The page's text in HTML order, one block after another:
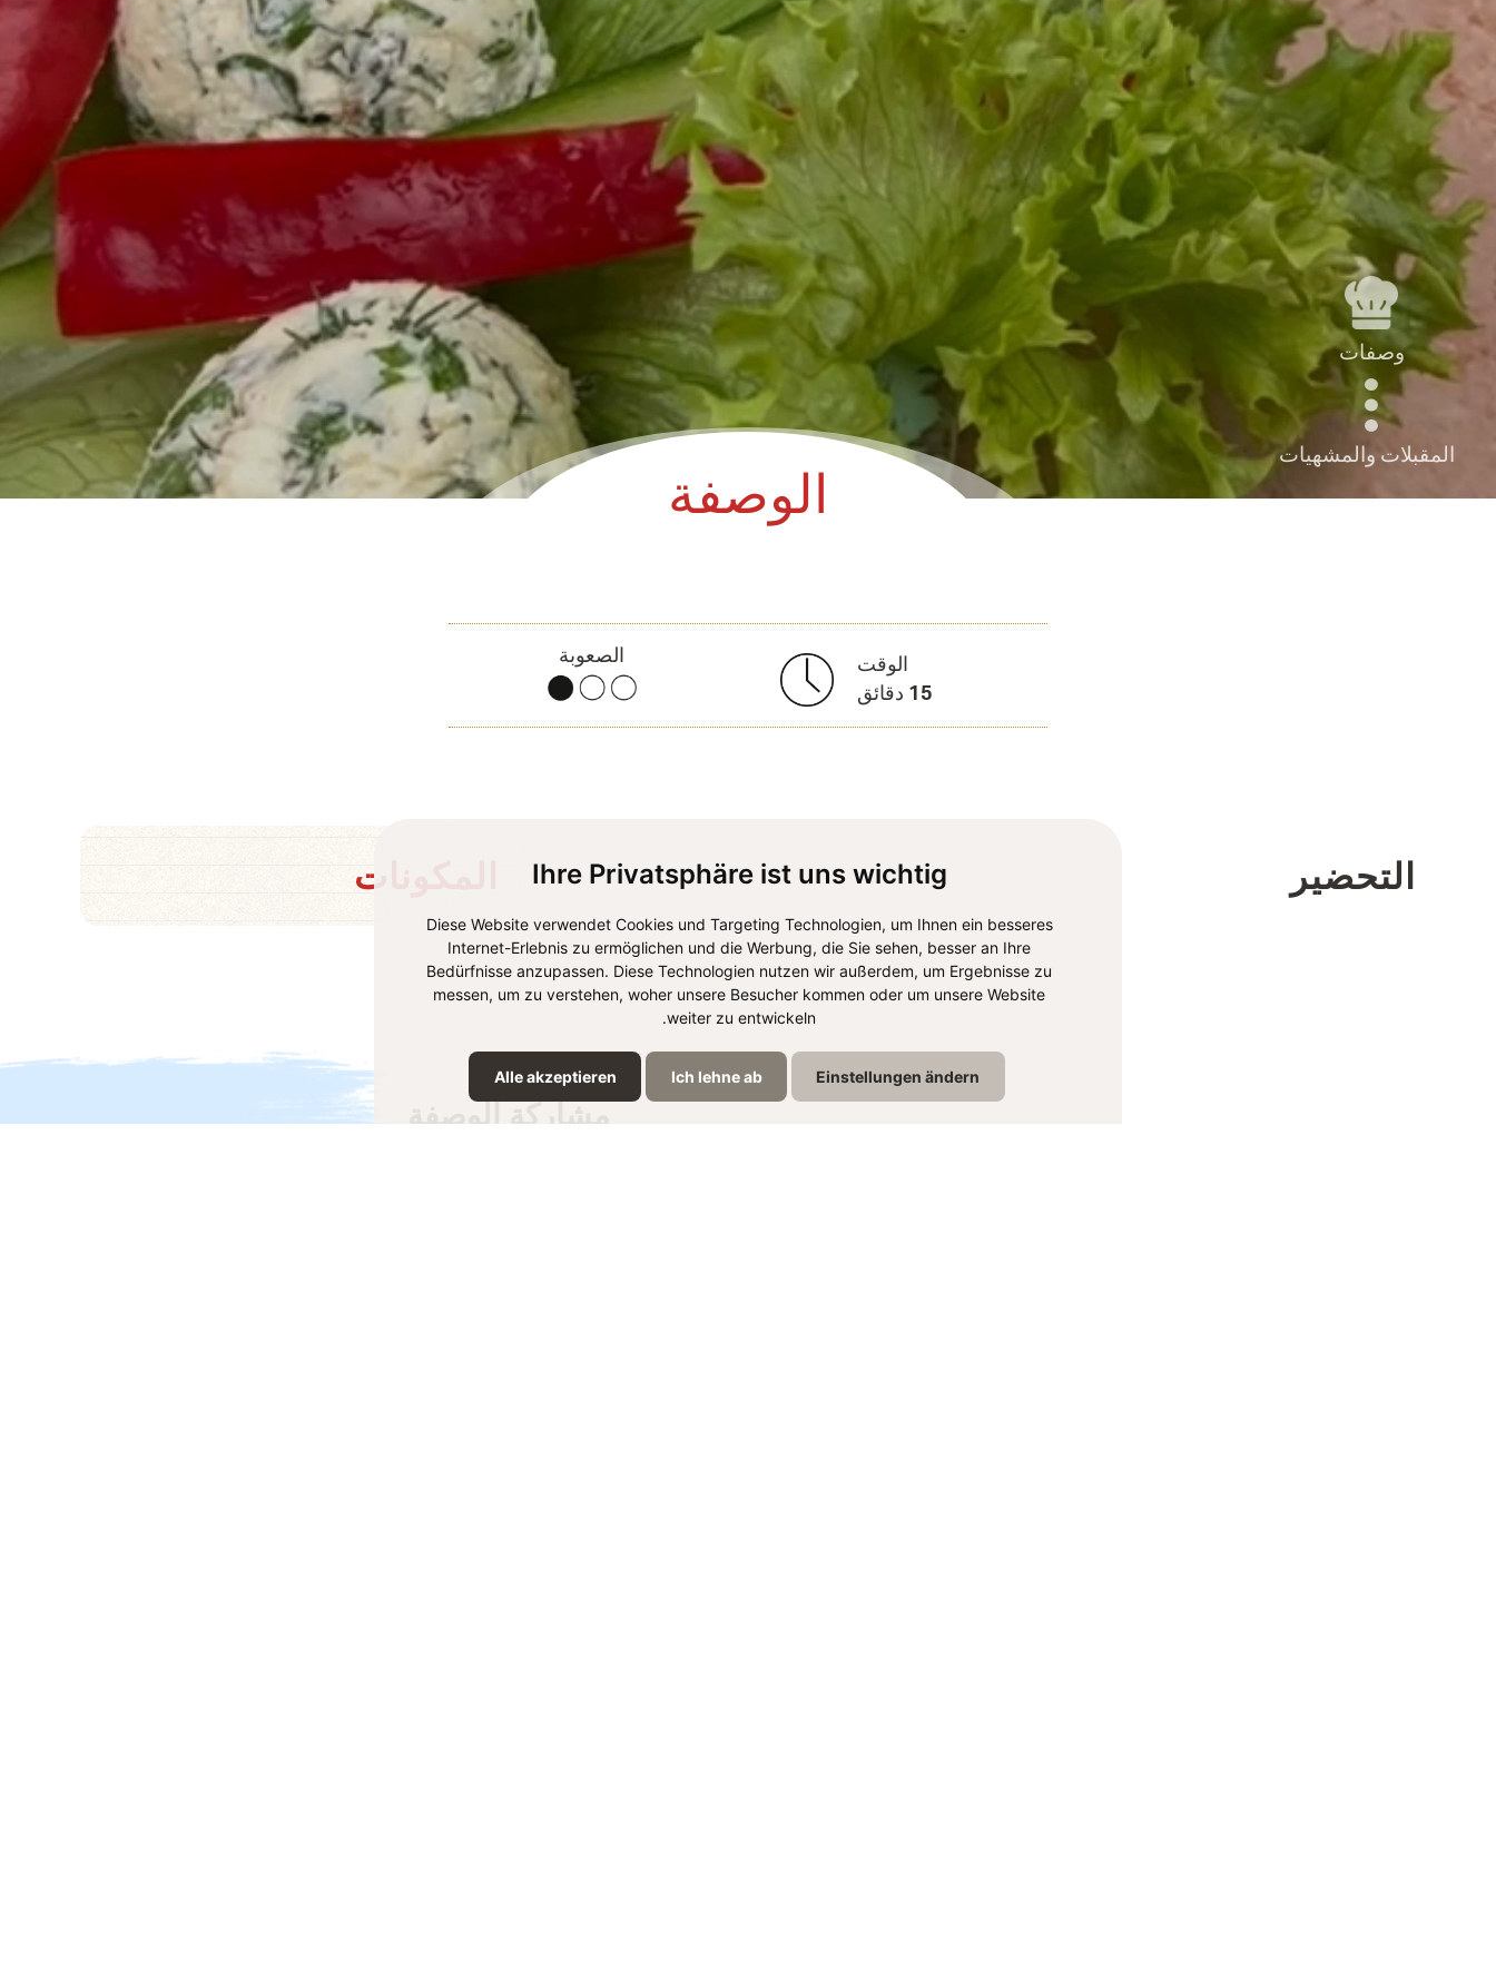
Ihre Privatsphäre ist uns wichtig
Diese Website verwendet Cookies und Targeting Technologien, um Ihnen ein besseres
Internet-Erlebnis zu ermöglichen und die Werbung, die Sie sehen, besser an Ihre
Bedürfnisse anzupassen. Diese Technologien nutzen wir außerdem, um Ergebnisse zu
messen, um zu verstehen, woher unsere Besucher kommen oder um unsere Website
weiter zu entwickeln.
Alle akzeptieren Ich lehne ab Einstellungen ändern
وصفات
المقبلات والمشهيات
الوصفة
الصعوبة
الوقت
15 دقائق
المكونات التحضير
مشاركة الوصفة